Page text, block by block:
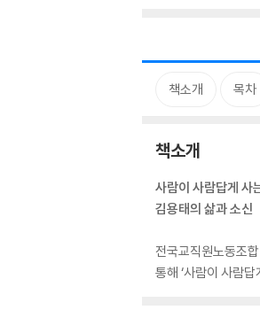
책소개 목차
책소개
사람이 사람답게 사
김용태의 삶과 소신
전국교직원노동조
통해 ‘사람이 사람